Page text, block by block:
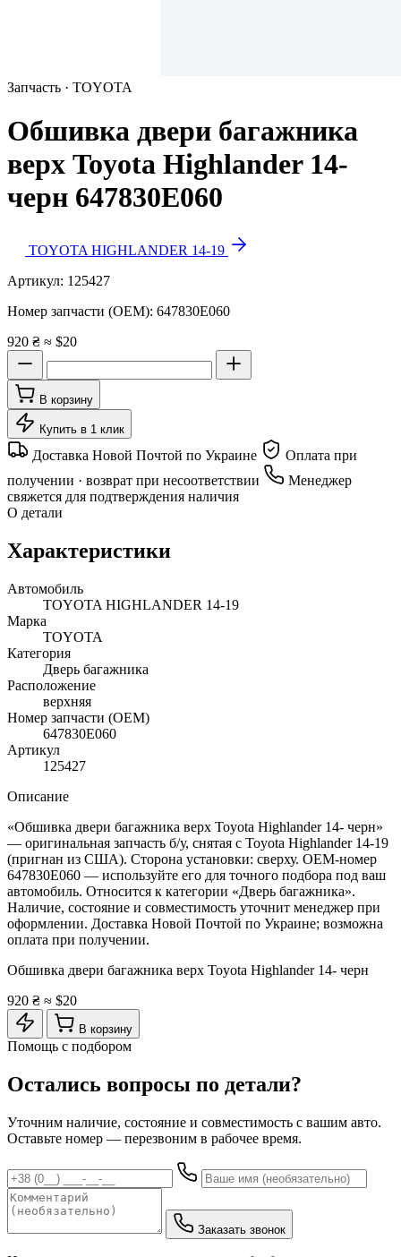
Запчасть · TOYOTA
Обшивка двери багажника
верх Toyota Highlander 14-
черн 647830E060
TOYOTA HIGHLANDER 14-19
Артикул: 125427
Номер запчасти (OEM): 647830E060
920 ₴ ≈ $20
В корзину
Купить в 1 клик
Доставка Новой Почтой по Украине
Оплата при
получении · возврат при несоответствии
Менеджер
свяжется для подтверждения наличия
О детали
Характеристики
Автомобиль
TOYOTA HIGHLANDER 14-19
Марка
TOYOTA
Категория
Дверь багажника
Расположение
верхняя
Номер запчасти (OEM)
647830E060
Артикул
125427
Описание
«Обшивка двери багажника верх Toyota Highlander 14- черн»
— оригинальная запчасть б/у, снятая с Toyota Highlander 14-19
(пригнан из США). Сторона установки: сверху. OEM-номер
647830E060 — используйте его для точного подбора под ваш
автомобиль. Относится к категории «Дверь багажника».
Наличие, состояние и совместимость уточнит менеджер при
оформлении. Доставка Новой Почтой по Украине; возможна
оплата при получении.
Обшивка двери багажника верх Toyota Highlander 14- черн
920 ₴ ≈ $20
В корзину
Помощь с подбором
Остались вопросы по детали?
Уточним наличие, состояние и совместимость с вашим авто.
Оставьте номер — перезвоним в рабочее время.
Заказать звонок